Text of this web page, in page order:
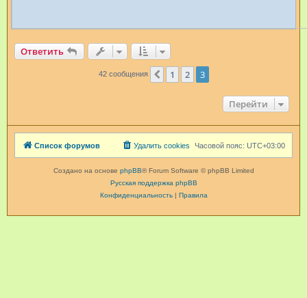
Ответить
42 сообщения Пред.
1 2 3
Перейти
Список форумов Часовой пояс: UTC+03:00
Удалить cookies
Создано на основе phpBB® Forum Software © phpBB Limited
Русская поддержка phpBB
Конфиденциальность| Правила